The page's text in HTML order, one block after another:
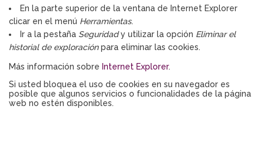
En la parte superior de la ventana de Internet Explorer
clicar en el menú Herramientas.
Ir a la pestaña Seguridady utilizar la opción Eliminar el
historial de exploraciónpara eliminar las cookies.
Más información sobre Internet Explorer.
Si usted bloquea el uso de cookies en su navegador es
posible que algunos servicios o funcionalidades de la página
web no estén disponibles.